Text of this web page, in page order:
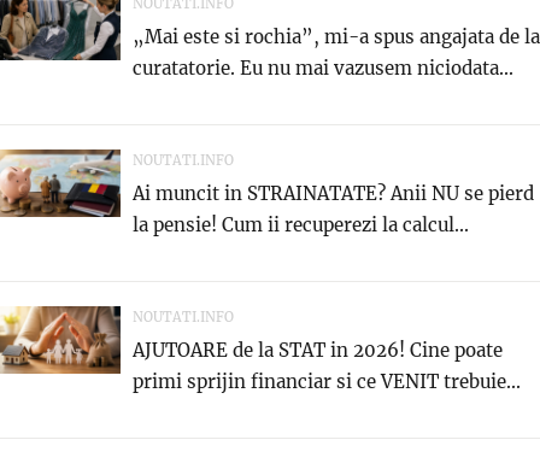
„Mai este si rochia”, mi-a spus angajata de la
curatatorie. Eu nu mai vazusem niciodata...
NOUTATI.INFO
Ai muncit in STRAINATATE? Anii NU se pierd
la pensie! Cum ii recuperezi la calcul...
NOUTATI.INFO
AJUTOARE de la STAT in 2026! Cine poate
primi sprijin financiar si ce VENIT trebuie...